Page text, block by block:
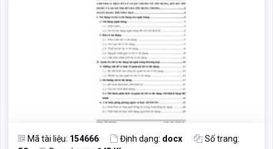
Mã tài liệu: 154666 Định dạng: docx
Số trang: